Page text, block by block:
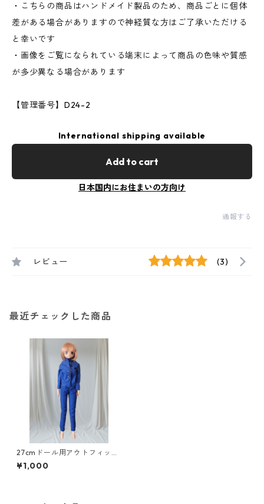
・こちらの商品はハンドメイド製品のため、商品ごとに個体
差がある場合がありますので神経質な方はご了承いただける
と幸いです
・画像をご覧になられている端末によって商品の色味や質感
が多少異なる場合があります
【管理番号】D24-2
International shipping available
Add to cart
日本国内にお住まいの方向け
通報する
レビュー (3)
最近チェックした商品
27cmドール用アウトフィッ
ト ２点セット 学生服風コ
ーデ 青
¥1,000